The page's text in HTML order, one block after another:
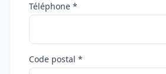
Téléphone *
Code postal *